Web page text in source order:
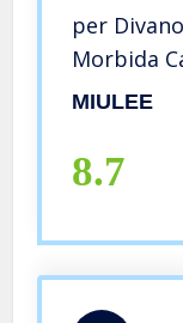
per
Morbida
Letto
CM 1 Pezzo
MIULEE
8.7